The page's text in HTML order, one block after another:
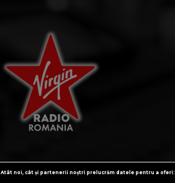
Atât noi, cât și partenerii noștri prelucrăm datele pentru a oferi: